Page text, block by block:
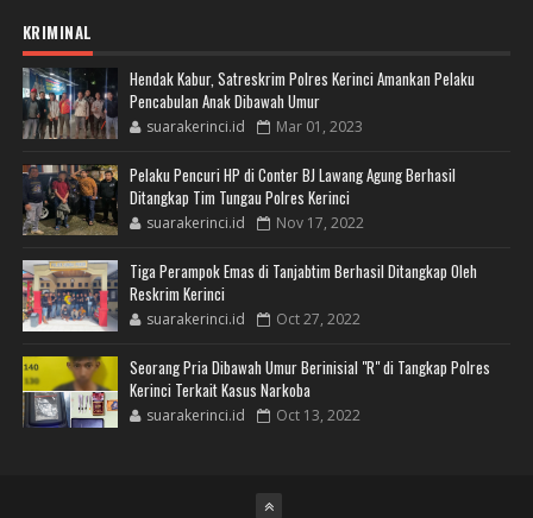
KRIMINAL
Hendak Kabur, Satreskrim Polres Kerinci Amankan Pelaku
Pencabulan Anak Dibawah Umur
suarakerinci.id Mar 01, 2023
Pelaku Pencuri HP di Conter BJ Lawang Agung Berhasil
Ditangkap Tim Tungau Polres Kerinci
suarakerinci.id Nov 17, 2022
Tiga Perampok Emas di Tanjabtim Berhasil Ditangkap Oleh
Reskrim Kerinci
suarakerinci.id Oct 27, 2022
Seorang Pria Dibawah Umur Berinisial "R" di Tangkap Polres
Kerinci Terkait Kasus Narkoba
suarakerinci.id Oct 13, 2022